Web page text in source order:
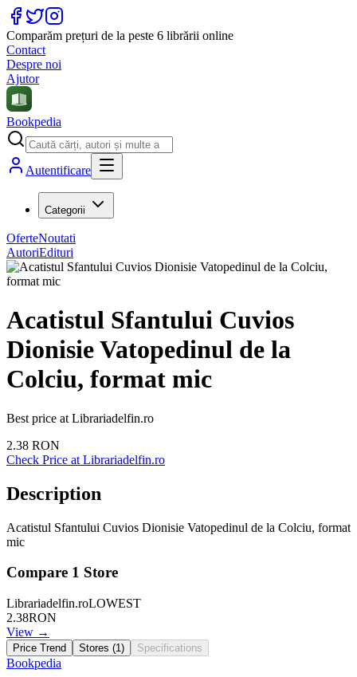
Comparăm prețuri de la peste 6 librării online
Contact
Despre noi
Ajutor
Bookpedia
Autentificare
Categorii
OferteNoutati
AutoriEdituri
Acatistul Sfantului Cuvios
Dionisie Vatopedinul de la
Colciu, format mic
Best price at Librariadelfin.ro
2.38 RON
Check Price at Librariadelfin.ro
Description
Acatistul Sfantului Cuvios Dionisie Vatopedinul de la Colciu, format
mic
Compare 1 Store
Librariadelfin.roLOWEST
2.38RON
View →
Price Trend Stores (1) Specifications
Bookpedia